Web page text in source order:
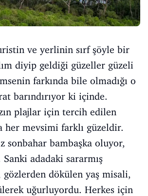
ve yerlinin sırf şöyle bir
diyip geldiği güzeller güzeli
farkında bile olmadığı o
barındırıyor ki içinde.
plajlar için tercih edilen
her mevsimi farklı güzeldir.
sonbahar bambaşka oluyor,
Sanki adadaki sararmış
gözlerden dökülen yaş misali,
uğurluyordu. Herkes için